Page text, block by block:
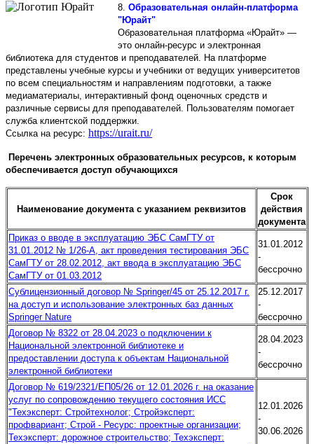
8. Образовательная онлайн-платформа
"Юрайт"
Образовательная платформа «Юрайт» —
это онлайн-ресурс и электронная
библиотека для студентов и преподавателей. На платформе
представлены учебные курсы и учебники от ведущих университетов
по всем специальностям и направлениям подготовки, а также
медиаматериалы, интерактивный фонд оценочных средств и
различные сервисы для преподавателей. Пользователям помогает
служба клиентской поддержки.
Ссылка на ресурс: https://urait.ru/
Перечень электронных образовательных ресурсов, к которым
обеспечивается доступ обучающихся
Наименование документа с указанием реквизитов
Срок
действия
документа
Приказ о вводе в эксплуатацию ЭБС СамГТУ от
31.01.2012 № 1/26-А, акт проведения тестирования ЭБС
СамГТУ от 28.02.2012, акт ввода в эксплуатацию ЭБС
СамГТУ от 01.03.2012
31.01.2012
-
бессрочно
Сублицензионный договор № Springer/45 от 25.12.2017 г.
на доступ и использование электронных баз данных
Springer Naturе
25.12.2017
-
бессрочно
Договор № 8322 от 28.04.2023 о подключении к
Национальной электронной библиотеке и
предоставлении доступа к объектам Национальной
электронной библиотеки
28.04.2023
-
бессрочно
Договор № 619/2321/ЕП05/26 от 12.01.2026 г. на оказание
услуг по сопровождению текущего состояния ИСС
"Техэксперт: Стройтехнолог; Стройэксперт:
профвариант; Строй - Ресурс: проектные организации;
Техэксперт: дорожное строительство; Техэксперт:
12.01.2026
-
30.06.2026